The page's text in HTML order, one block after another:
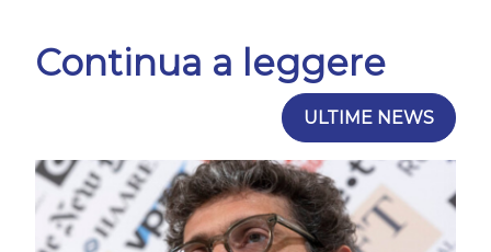
Continua a leggere
ULTIME NEWS